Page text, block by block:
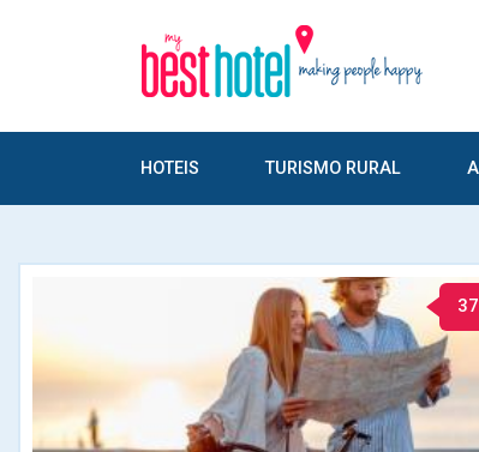
HOTEIS TURISMO RURAL